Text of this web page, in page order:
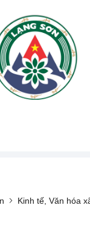
Kinh tế, Văn hóa